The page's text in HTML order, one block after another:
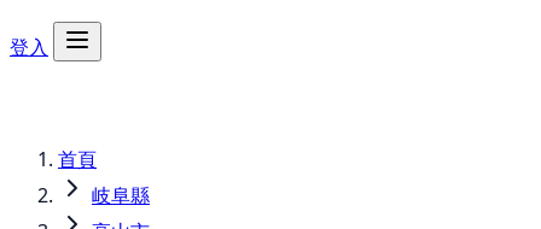
登入
首頁
岐阜縣